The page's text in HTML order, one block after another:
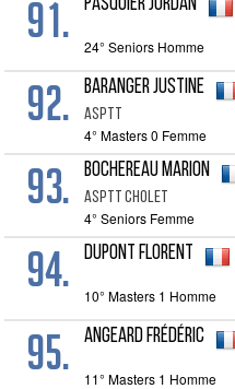
91. PASQUIER Jordan
24° Seniors Homme
92. BARANGER Justine
ASPTT
4° Masters 0 Femme
93. BOCHEREAU Marion
ASPTT CHOLET
4° Seniors Femme
94. DUPONT Florent
10° Masters 1 Homme
95. ANGEARD Frédéric
11° Masters 1 Homme